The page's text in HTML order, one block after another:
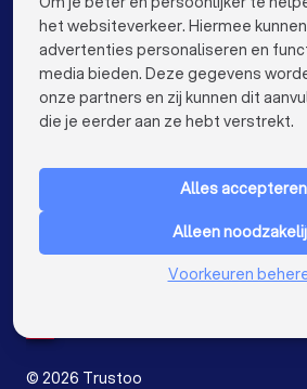
Webdesigners in
Webdesigners in
Webdesigners in Almere
Webdesigners in
Webdesigners in
Webdesigners in
VOOR PARTICULIEREN
Nederland
© 2026 Trustoo
het websiteverkeer. Hiermee
advertenties personaliseren en
media bieden. Deze gegevens
onze partners en zij kunnen dit
die je eerder aan ze hebt verstrekt.
Alles accepteren
Alleen
Voorkeuren